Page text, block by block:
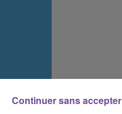
Continuer sans accepter